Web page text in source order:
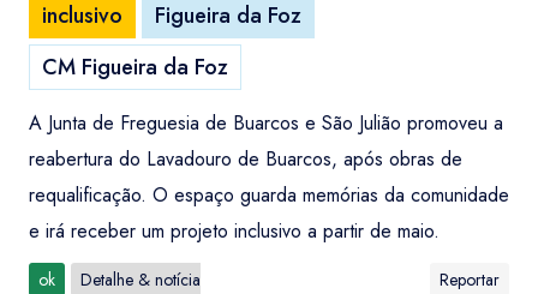
inclusivo
Figueira da Foz
CM Figueira da Foz
A Junta de Freguesia de Buarcos e São Julião promoveu a
reabertura do Lavadouro de Buarcos, após obras de
requalificação. O espaço guarda memórias da comunidade
e irá receber um projeto inclusivo a partir de maio.
ok
Detalhe & notícia
Reportar